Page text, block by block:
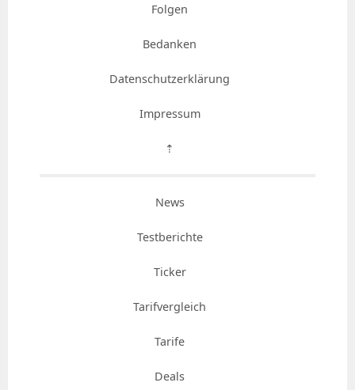
Folgen
Bedanken
Datenschutzerklärung
Impressum
⇡
News
Testberichte
Ticker
Tarifvergleich
Tarife
Deals